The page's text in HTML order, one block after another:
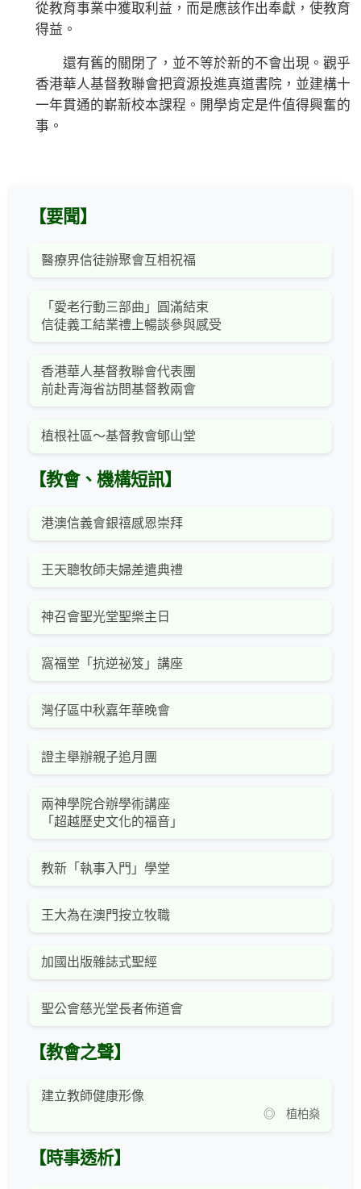
從教育事業中獲取利益，而是應該作出奉獻，使教育
得益。
還有舊的關閉了，並不等於新的不會出現。觀乎
香港華人基督教聯會把資源投進真道書院，並建構十
一年貫通的嶄新校本課程。開學肯定是件值得興奮的
事。
【要聞】
醫療界信徒辦聚會互相祝福
「愛老行動三部曲」圓滿結束
信徒義工結業禮上暢談參與感受
香港華人基督教聯會代表團
前赴青海省訪問基督教兩會
植根社區～基督教會郇山堂
【教會、機構短訊】
港澳信義會銀禧感恩崇拜
王天聰牧師夫婦差遣典禮
神召會聖光堂聖樂主日
窩福堂「抗逆祕笈」講座
灣仔區中秋嘉年華晚會
證主舉辦親子追月團
兩神學院合辦學術講座
「超越歷史文化的福音」
教新「執事入門」學堂
王大為在澳門按立牧職
加國出版雜誌式聖經
聖公會慈光堂長者佈道會
【教會之聲】
建立教師健康形像
◎ 植柏燊
【時事透析】